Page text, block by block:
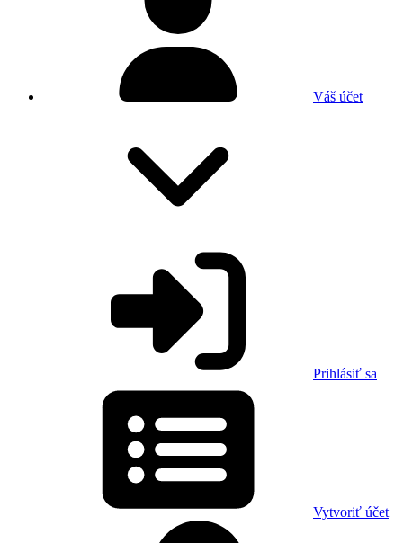
Váš účet
Prihlásiť sa
Vytvoriť účet